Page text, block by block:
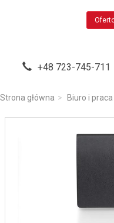
+48 723-745-711
Strona główna Biuro i praca